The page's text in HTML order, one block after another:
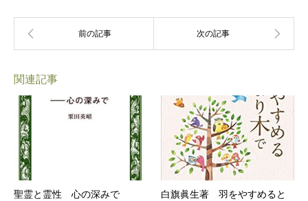
関連記事
聖霊と霊性 心の深みで
白旗眞生著 羽をやすめると